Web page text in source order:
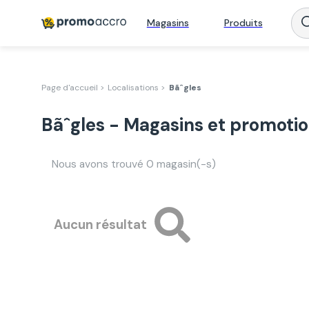
Magasins Produits
Page d'accueil > Localisations > Bãˆgles
Bãˆgles - Magasins et
Nous avons trouvé 0 magasin(-s)
Aucun résultat